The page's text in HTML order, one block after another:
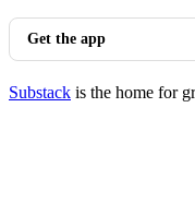
Get the app
Substack is the home for